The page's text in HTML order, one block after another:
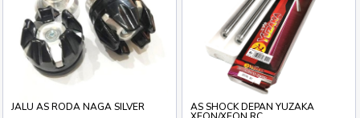
JALU AS RODA NAGA SILVER AS SHOCK DEPAN YUZAKA